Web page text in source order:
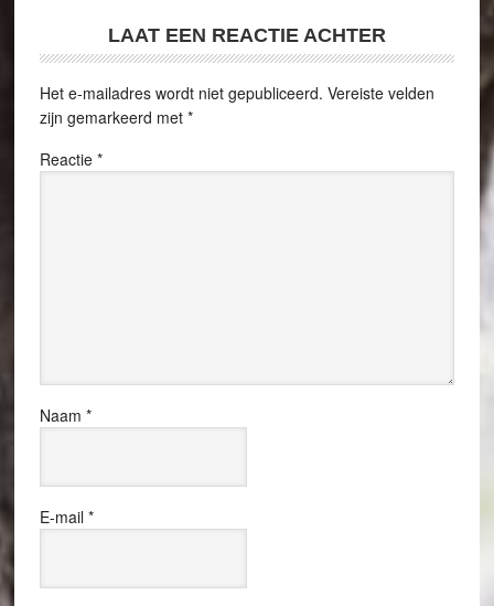
LAAT EEN REACTIE ACHTER
Het e-mailadres wordt niet gepubliceerd. Vereiste velden
zijn gemarkeerd met *
Reactie *
Naam *
E-mail *